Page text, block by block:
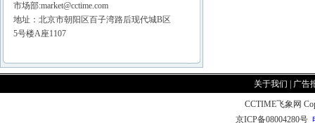
市场部:market@cctime.com
地址：北京市朝阳区百子湾路后现代城B区
5号楼A座1107
关于我们 广告
CCTIME飞象网
京ICP备08004280号